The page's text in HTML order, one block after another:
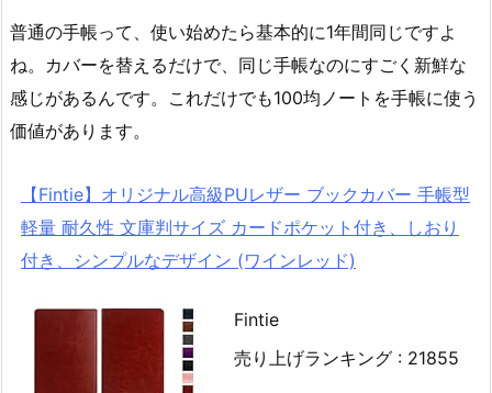
普通の手帳って、使い始めたら基本的に1年間同じですよ
ね。カバーを替えるだけで、同じ手帳なのにすごく新鮮な
感じがあるんです。これだけでも100均ノートを手帳に使う
価値があります。
【Fintie】オリジナル高級PUレザー ブックカバー 手帳型
軽量 耐久性 文庫判サイズ カードポケット付き、しおり
付き、シンプルなデザイン (ワインレッド)
Fintie
売り上げランキング : 21855